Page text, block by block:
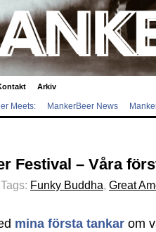
Arkiv
Meets: MankerBeer News
Festival – Våra
Tags: Funky Buddha, Great
mina första tankar om